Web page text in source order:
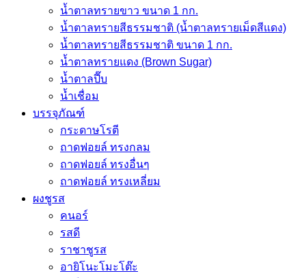
น้ำตาลทรายขาว ขนาด 1 กก.
น้ำตาลทรายสีธรรมชาติ (น้ำตาลทรายเม็ดสีแดง)
น้ำตาลทรายสีธรรมชาติ ขนาด 1 กก.
น้ำตาลทรายแดง (Brown Sugar)
น้ำตาลปี๊บ
น้ำเชื่อม
บรรจุภัณฑ์
กระดาษโรตี
ถาดฟอยล์ ทรงกลม
ถาดฟอยล์ ทรงอื่นๆ
ถาดฟอยล์ ทรงเหลี่ยม
ผงชูรส
คนอร์
รสดี
ราชาชูรส
อายิโนะโมะโต๊ะ